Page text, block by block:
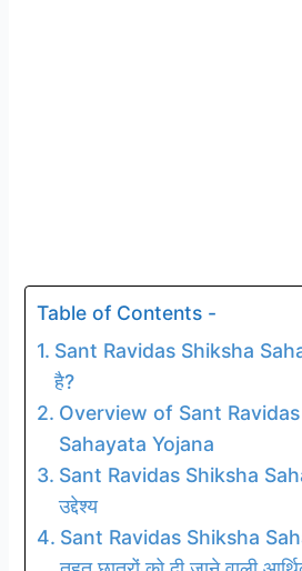
Table of Contents -
Sant Ravidas Shiksha
है?
Overview of Sant
Sahayata Yojana
Sant Ravidas Shiksha
उद्देश्य
Sant Ravidas Shiksha